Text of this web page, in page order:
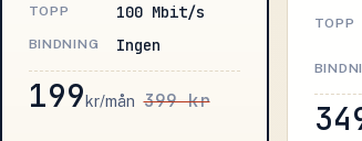
TOPP 100 Mbit/s
BINDNING Ingen
199 kr/mån 399 kr
TOPP